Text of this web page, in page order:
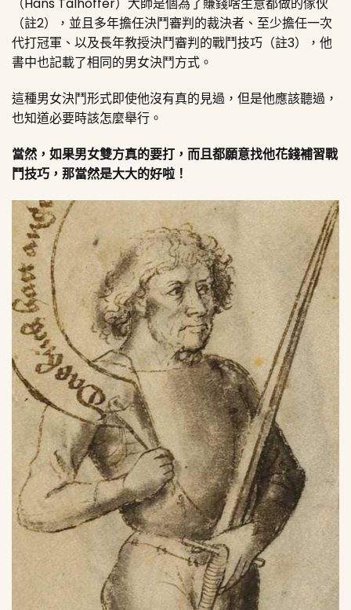
（Hans Talhoffer）大師是個為了賺錢啥生意都做的傢伙
（註2），並且多年擔任決鬥審判的裁決者、至少擔任一次
代打冠軍、以及長年教授決鬥審判的戰鬥技巧（註3），他
書中也記載了相同的男女決鬥方式。
這種男女決鬥形式即使他沒有真的見過，但是他應該聽過，
也知道必要時該怎麼舉行。
當然，如果男女雙方真的要打，而且都願意找他花錢補習戰
鬥技巧，那當然是大大的好啦！